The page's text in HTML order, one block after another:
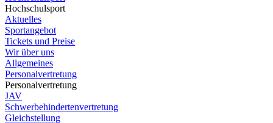
Hochschulsport
Aktuelles
Sportangebot
Tickets und Preise
Wir über uns
Allgemeines
Personalvertretung
Personalvertretung
JAV
Schwerbehindertenvertretung
Gleichstellung